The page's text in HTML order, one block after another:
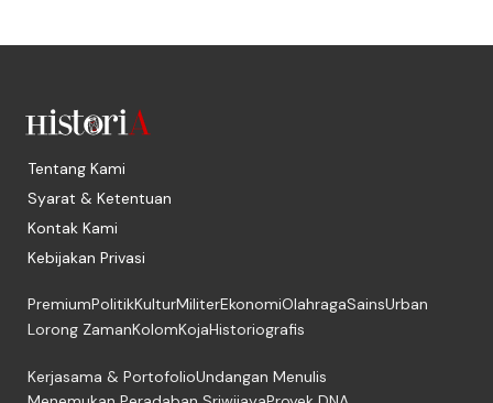
Tentang Kami
Syarat & Ketentuan
Kontak Kami
Kebijakan Privasi
PremiumPolitikKulturMiliterEkonomiOlahragaSainsUrban
Lorong ZamanKolomKojaHistoriografis
Kerjasama & PortofolioUndangan Menulis